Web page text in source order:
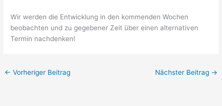
Wir werden die Entwicklung in den kommenden Wochen
beobachten und zu gegebener Zeit über einen alternativen
Termin nachdenken!
← Vorheriger Beitrag Nächster Beitrag →